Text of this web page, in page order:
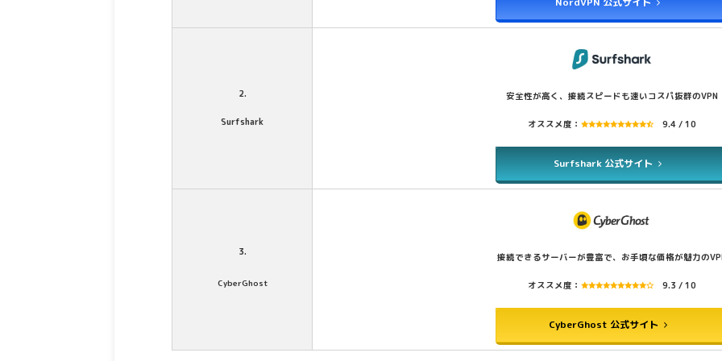
2.
Surfshark
安全性が高く、接続スピードも速いコスパ抜群のVPN
オススメ度： 9.4 / 10
Surfshark 公式サイト
3.
CyberGhost
接続できるサーバーが豊富で、お手頃な価格が魅力の
オススメ度： 9.3 / 10
CyberGhost 公式サイト